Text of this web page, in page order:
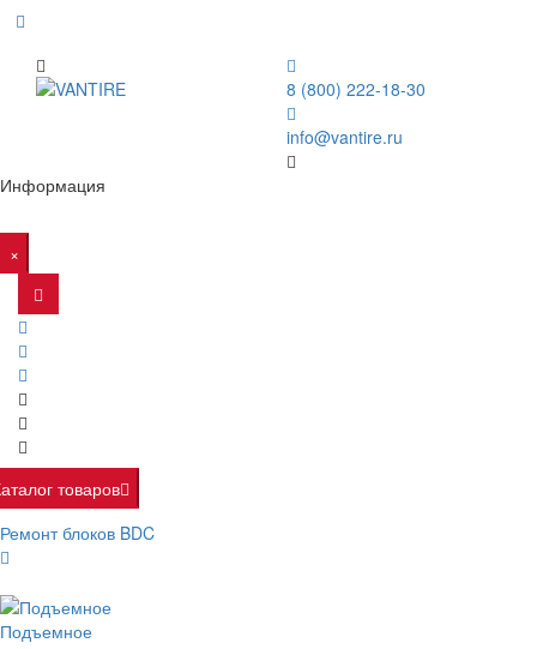
8 (800) 222-18-30
info@vantire.ru
Информация
×
товаров
Ремонт блоков BDC
Подъемное